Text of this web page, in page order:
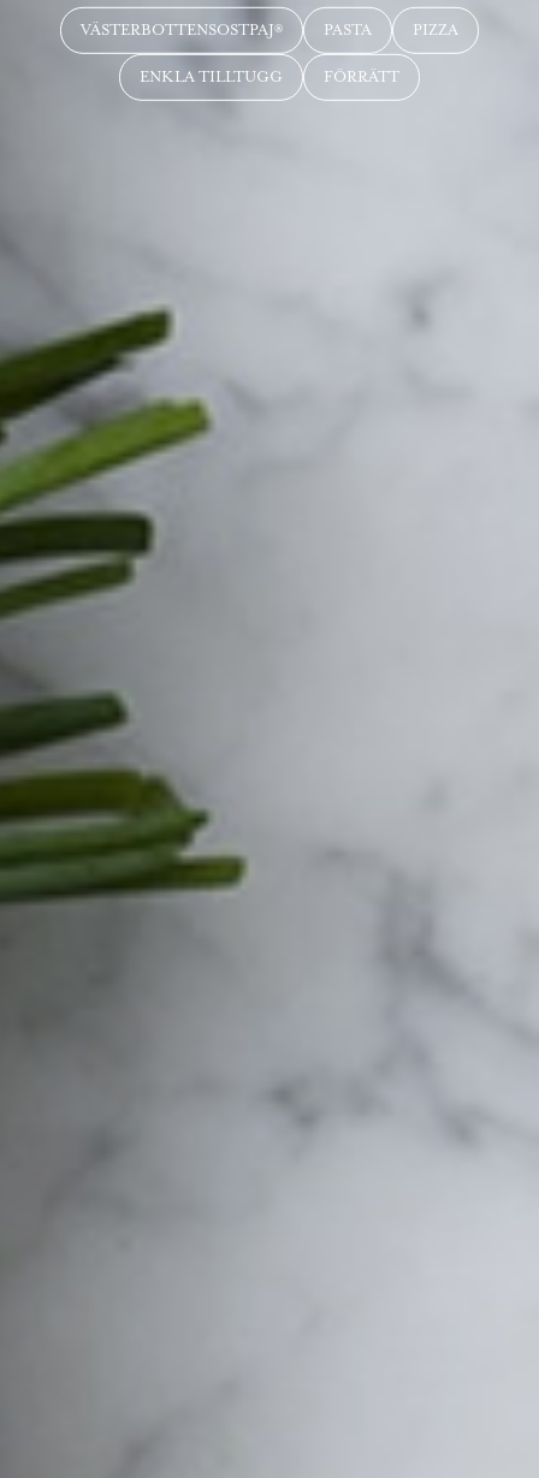
VÄSTERBOTTENSOSTPAJ® PASTA PIZZA
ENKLA TILLTUGG FÖRRÄTT